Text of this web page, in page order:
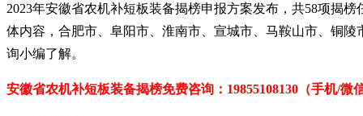
2023年安徽省农机补短板装备揭榜申报方案发布，共58项揭
体内容，合肥市、阜阳市、淮南市、宣城市、马鞍山市、铜
询小编了解。
安徽省农机补短板装备揭榜免费咨询：19855108130（手机/微